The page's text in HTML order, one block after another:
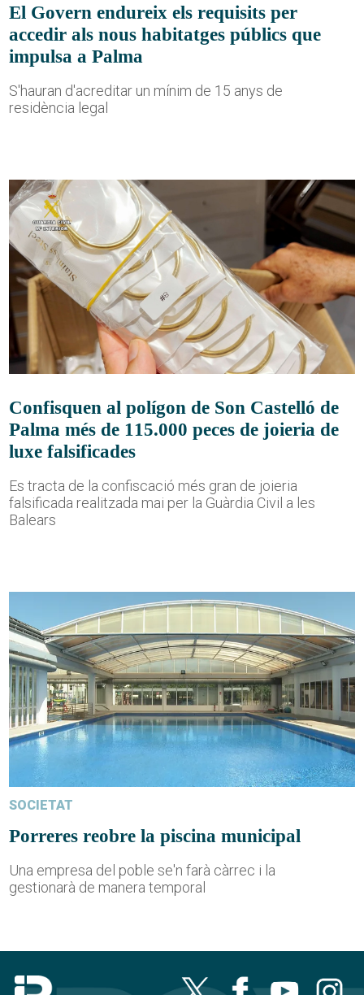
El Govern endureix els requisits per
accedir als nous habitatges públics que
impulsa a Palma
S'hauran d'acreditar un mínim de 15 anys de
residència legal
Confisquen al polígon de Son Castelló de
Palma més de 115.000 peces de joieria de
luxe falsificades
Es tracta de la confiscació més gran de joieria
falsificada realitzada mai per la Guàrdia Civil a les
Balears
SOCIETAT
Porreres reobre la piscina municipal
Una empresa del poble se'n farà càrrec i la
gestionarà de manera temporal